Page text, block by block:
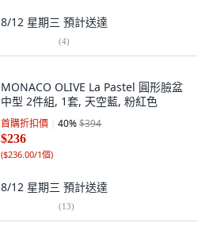
8/12 星期三 預計送達
(4)
MONACO OLIVE La Pastel 圓形臉盆
中型 2件組, 1套, 天空藍, 粉紅色
首購折扣價 40%$394
$236
($236.00/1個)
8/12 星期三 預計送達
(13)